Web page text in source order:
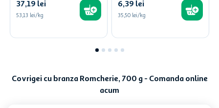
37,19 lei
53,13 lei/kg
6,39 lei
35,50 lei/kg
Covrigei cu branza Romcherie, 700 g - Comanda online
acum